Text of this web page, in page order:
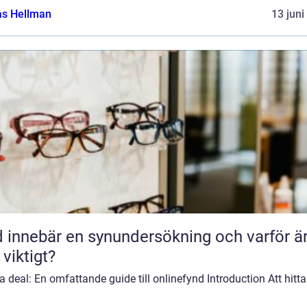
Hellman
13 juni
innebär en synundersökning och varför
deal: En omfattande guide till onlinefynd Introduction Att